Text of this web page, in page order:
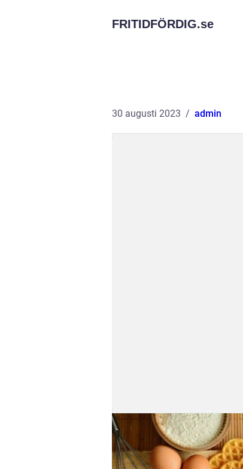
FRITIDFÖRDIG.se
30 augusti 2023 admin